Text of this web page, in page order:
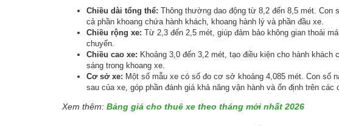
Chiều dài tổng thể: Thông thường dao động từ 8,2 đến 8,5 mét. Con
cả phần khoang chứa hành khách, khoang hành lý và phần đầu xe.
Chiều rộng xe: Từ 2,3 đến 2,5 mét, giúp đảm bảo không gian thoải
chuyển.
Chiều cao xe: Khoảng 3,0 đến 3,2 mét, tạo điều kiện cho hành
sáng trong khoang xe.
Cơ sở xe: Một số mẫu xe có số đo cơ sở khoảng 4,085 mét. Con số
sau của xe, góp phần đánh giá khả năng vận hành và ổn định trên các
Xem thêm: Bảng giá cho thuê xe theo tháng mới nhất 2026